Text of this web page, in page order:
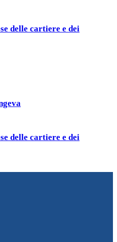
delle cartiere e dei
delle cartiere e dei